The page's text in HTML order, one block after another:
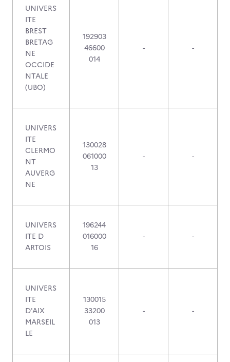
UNIVERS
ITE
BREST
BRETAG
NE
OCCIDE
NTALE
(UBO)
192903
46600
014
- -
UNIVERS
ITE
CLERMO
NT
AUVERG
NE
130028
061000
13
- -
UNIVERS
ITE D
ARTOIS
196244
016000
16
- -
UNIVERS
ITE
D'AIX
MARSEIL
LE
130015
33200
013
- -